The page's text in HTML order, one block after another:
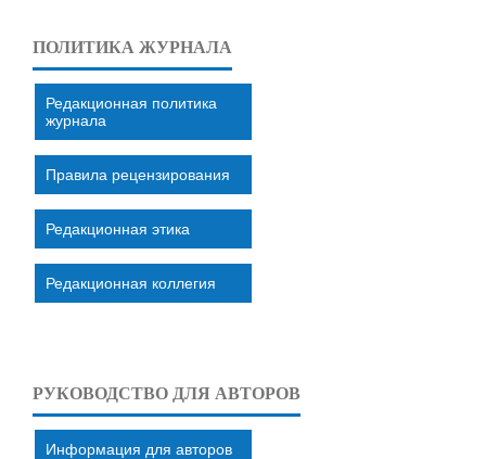
ПОЛИТИКА ЖУРНАЛА
Редакционная политика
журнала
Правила рецензирования
Редакционная этика
Редакционная коллегия
РУКОВОДСТВО ДЛЯ АВТОРОВ
Информация для авторов